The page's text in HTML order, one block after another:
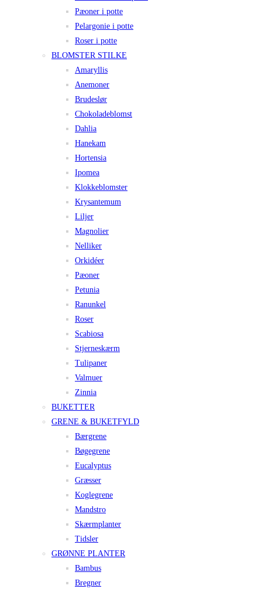
Pæoner i potte
Pelargonie i potte
Roser i potte
BLOMSTER STILKE
Amaryllis
Anemoner
Brudeslør
Chokoladeblomst
Dahlia
Hanekam
Hortensia
Ipomea
Klokkeblomster
Krysantemum
Liljer
Magnolier
Nelliker
Orkidéer
Pæoner
Petunia
Ranunkel
Roser
Scabiosa
Stjerneskærm
Tulipaner
Valmuer
Zinnia
BUKETTER
GRENE & BUKETFYLD
Bærgrene
Bøgegrene
Eucalyptus
Græsser
Koglegrene
Mandstro
Skærmplanter
Tidsler
GRØNNE PLANTER
Bambus
Bregner